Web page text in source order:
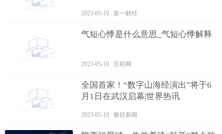
2023-05-19 第一财经
气短心悸是什么意思_气短心悸解释
2023-05-19 互联网
全国首家！“数字山海经演出”将于6
月1日在武汉启幕|世界热讯
2023-05-19 极目新闻